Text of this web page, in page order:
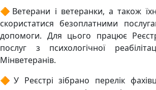
🔶Ветерани і ветеранки, а також
скористатися безоплатними
допомоги. Для цього працює
послуг з психологічної
Мінветеранів.
🔶У Реєстрі зібрано перелік